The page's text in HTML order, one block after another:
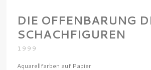
DIE OFFENBARUNG
SCHACHFIGUREN
1999
Aquarellfarben auf Papier